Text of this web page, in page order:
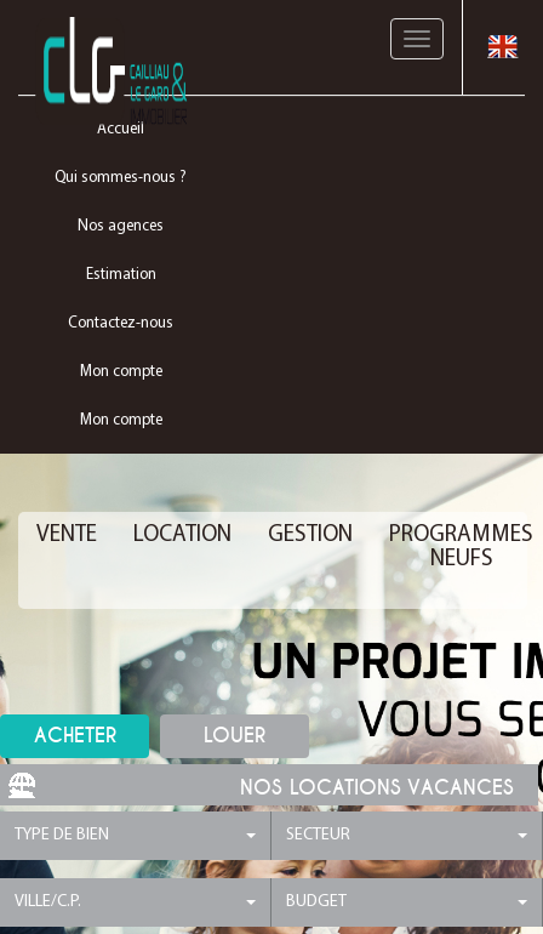
Toggle
Accueil
Qui sommes-nous ?
Nos agences
Estimation
Contactez-nous
Mon compte
Mon compte
VENTE LOCATION GESTION
PROGRAMMES
NEUFS
ACHETER LOUER
NOS LOCATIONS VACANCES
TYPE DE BIEN SECTEUR
VILLE/C.P. BUDGET